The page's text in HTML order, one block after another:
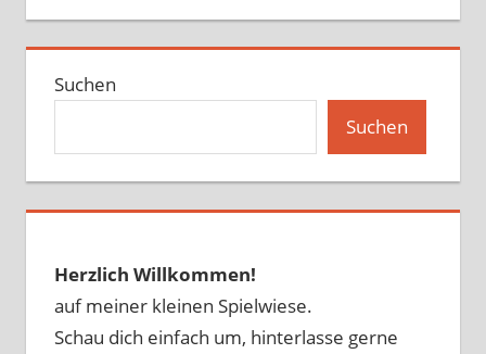
Suchen
Suchen
Herzlich Willkommen!
auf meiner kleinen Spielwiese.
Schau dich einfach um, hinterlasse gerne